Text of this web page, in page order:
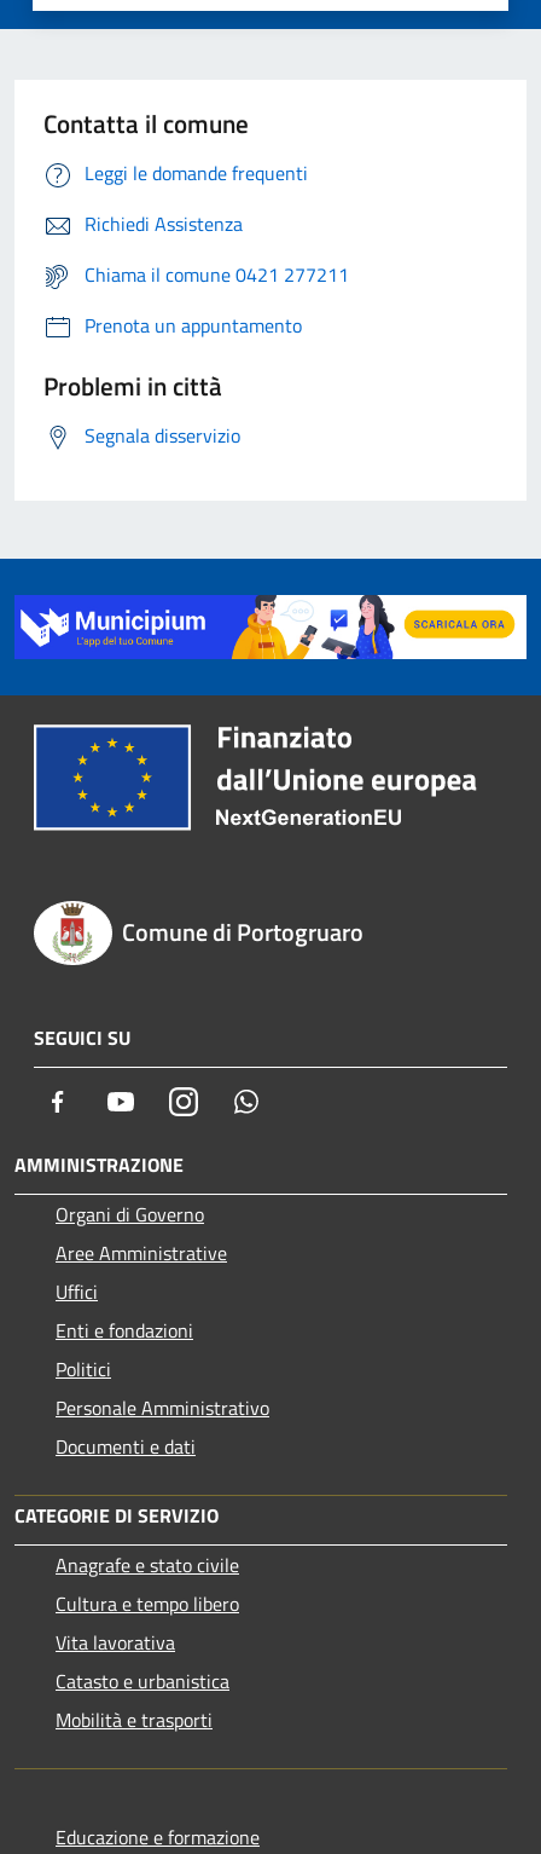
Contatta il comune
Leggi le domande frequenti
Richiedi Assistenza
Chiama il comune 0421 277211
Prenota un appuntamento
Problemi in città
Segnala disservizio
Comune di Portogruaro
SEGUICI SU
Facebook YoutubeInstagram
AMMINISTRAZIONE
Organi di Governo
Aree Amministrative
Uffici
Enti e fondazioni
Politici
Personale Amministrativo
Documenti e dati
CATEGORIE DI SERVIZIO
Anagrafe e stato civile
Cultura e tempo libero
Vita lavorativa
Catasto e urbanistica
Mobilità e trasporti
Educazione e formazione